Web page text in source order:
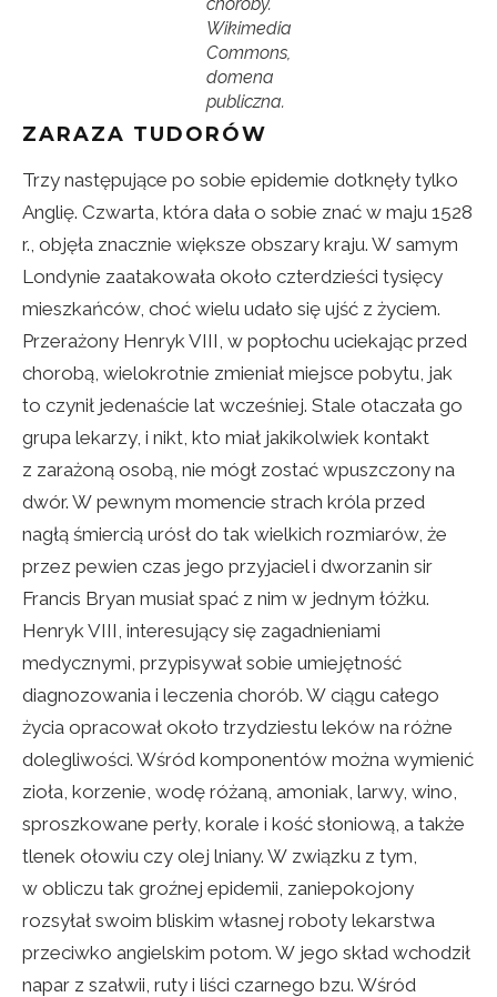
Wikimedia
Commons,
domena
publiczna.
ZARAZA TUDORÓW
Trzy następujące po sobie epidemie dotknęły tylko
Anglię. Czwarta, która dała o sobie znać w maju 1528
r., objęła znacznie większe obszary kraju. W samym
Londynie zaatakowała około czterdzieści tysięcy
mieszkańców, choć wielu udało się ujść z życiem.
Przerażony Henryk VIII, w popłochu uciekając przed
chorobą, wielokrotnie zmieniał miejsce pobytu, jak
to czynił jedenaście lat wcześniej. Stale otaczała go
grupa lekarzy, i nikt, kto miał jakikolwiek kontakt
z zarażoną osobą, nie mógł zostać wpuszczony na
dwór. W pewnym momencie strach króla przed
nagłą śmiercią urósł do tak wielkich rozmiarów, że
przez pewien czas jego przyjaciel i dworzanin sir
Francis Bryan musiał spać z nim w jednym łóżku.
Henryk VIII, interesujący się zagadnieniami
medycznymi, przypisywał sobie umiejętność
diagnozowania i leczenia chorób. W ciągu całego
życia opracował około trzydziestu leków na różne
dolegliwości. Wśród komponentów można wymienić
zioła, korzenie, wodę różaną, amoniak, larwy, wino,
sproszkowane perły, korale i kość słoniową, a także
tlenek ołowiu czy olej lniany. W związku z tym,
w obliczu tak groźnej epidemii, zaniepokojony
rozsyłał swoim bliskim własnej roboty lekarstwa
przeciwko angielskim potom. W jego skład wchodził
napar z szałwii, ruty i liści czarnego bzu. Wśród